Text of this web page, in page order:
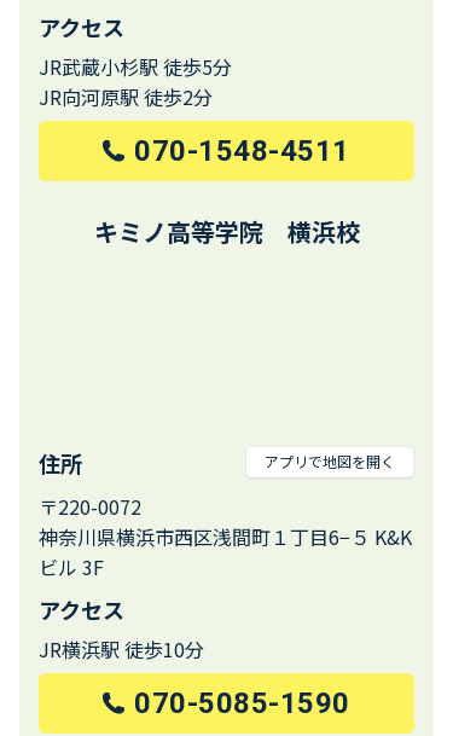
アクセス
JR武蔵小杉駅 徒歩5分
JR向河原駅 徒歩2分
070-1548-4511
キミノ高等学院 横浜校
住所 アプリで地図を開く
〒220-0072
神奈川県横浜市西区浅間町１丁目6−５ K&K
ビル 3F
アクセス
JR横浜駅 徒歩10分
070-5085-1590